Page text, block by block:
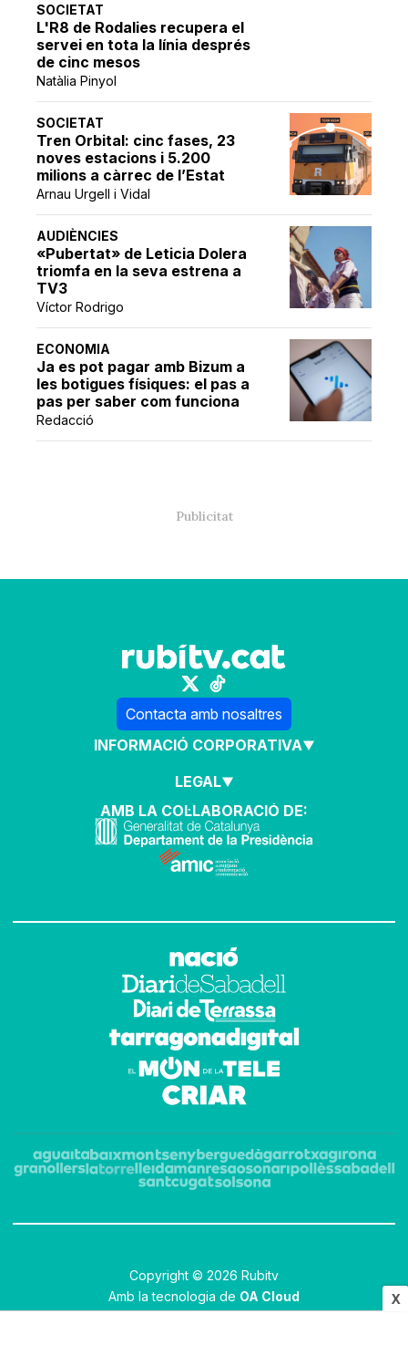
X
SOCIETAT
L'R8 de Rodalies recupera el
servei en tota la línia després
de cinc mesos
Natàlia Pinyol
SOCIETAT
Tren Orbital: cinc fases, 23
noves estacions i 5.200
milions a càrrec de l’Estat
Arnau Urgell i Vidal
AUDIÈNCIES
«Pubertat» de Leticia Dolera
triomfa en la seva estrena a
TV3
Víctor Rodrigo
ECONOMIA
Ja es pot pagar amb Bizum a
les botigues físiques: el pas a
pas per saber com funciona
Redacció
Contacta amb nosaltres
INFORMACIÓ CORPORATIVA
LEGAL
AMB LA COL·LABORACIÓ DE:
Copyright © 2026 Rubitv
Amb la tecnologia de OA Cloud